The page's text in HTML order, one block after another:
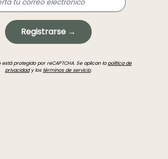
Registrarse →
protegido por reCAPTCHA. Se aplican lapolítica de
privacidady los términos de servicio.